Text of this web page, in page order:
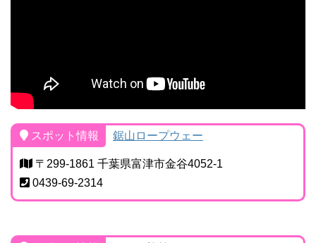
スポット情報 鋸山ロープウェー
〒299-1861 千葉県富津市金谷4052-1
0439-69-2314